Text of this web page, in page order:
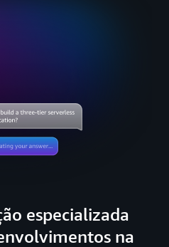
especializada
na